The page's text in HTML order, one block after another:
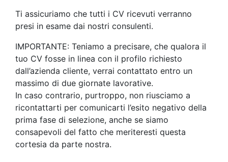
Ti assicuriamo che tutti i CV ricevuti verranno
presi in esame dai nostri consulenti.
IMPORTANTE: Teniamo a precisare, che qualora il
tuo CV fosse in linea con il profilo richiesto
dall’azienda cliente, verrai contattato entro un
massimo di due giornate lavorative.
In caso contrario, purtroppo, non riusciamo a
ricontattarti per comunicarti l’esito negativo della
prima fase di selezione, anche se siamo
consapevoli del fatto che meriteresti questa
cortesia da parte nostra.